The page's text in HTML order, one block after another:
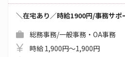
＼在宅あり／時給1900円/事務サ
総務事務/一般事務・OA事務
時給 1,900円～1,900円